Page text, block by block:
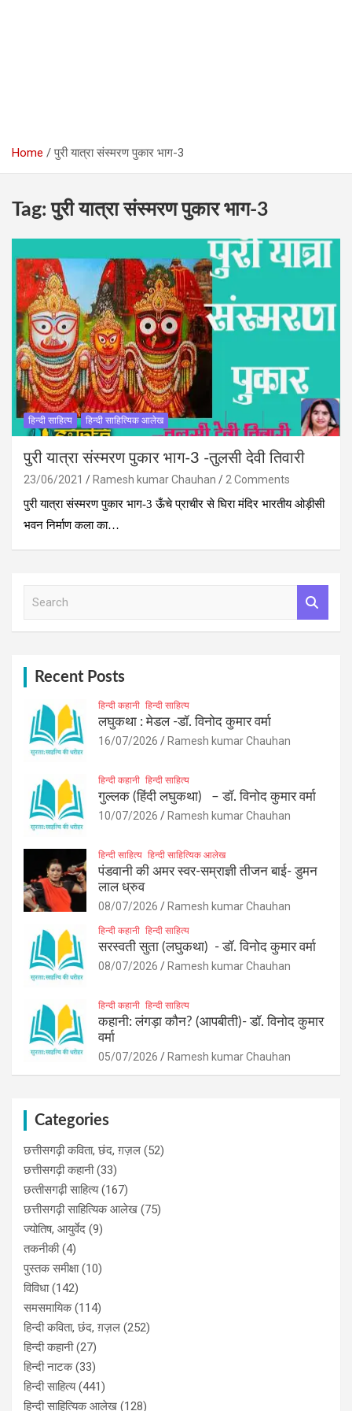
Home पुरी यात्रा संस्मरण पुकार भाग-3
Tag:पुरी यात्रा संस्मरण पुकार भाग-3
हिन्दी साहित्य हिन्दी साहित्यिक आलेख
पुरी यात्रा संस्मरण पुकार भाग-3 -तुलसी देवी तिवारी
23/06/2021 Ramesh kumar Chauhan
2 Comments
पुरी यात्रा संस्मरण पुकार भाग-3 ऊँचे प्राचीर से घिरा मंदिर भारतीय ओड़ीसी
भवन निर्माण कला का…
Recent Posts
हिन्दी कहानी हिन्दी साहित्य
लघुकथा : मेडल -डॉ. विनोद कुमार वर्मा
16/07/2026 Ramesh kumar Chauhan
हिन्दी कहानी हिन्दी साहित्य
गुल्लक (हिंदी लघुकथा) – डॉ. विनोद कुमार वर्मा
10/07/2026 Ramesh kumar Chauhan
हिन्दी साहित्य हिन्दी साहित्यिक आलेख
पंडवानी की अमर स्वर-सम्राज्ञी तीजन बाई- डुमन
लाल ध्रुव
08/07/2026 Ramesh kumar Chauhan
हिन्दी कहानी हिन्दी साहित्य
सरस्वती सुता (लघुकथा) ​- डॉ. विनोद कुमार वर्मा
08/07/2026 Ramesh kumar Chauhan
हिन्दी कहानी हिन्दी साहित्य
कहानी: लंगड़ा कौन? (आपबीती)​- डॉ. विनोद कुमार
वर्मा
05/07/2026 Ramesh kumar Chauhan
Categories
छत्तीसगढ़ी कविता, छंद, ग़ज़ल (52)
छत्तीसगढ़ी कहानी(33)
छत्‍तीसगढ़ी साहित्‍य(167)
छत्तीसगढ़ी साहित्यिक आलेख (75)
ज्योतिष, आयुर्वेद (9)
तकनीकी(4)
पुस्‍तक समीक्षा(10)
विविधा(142)
समसमायिक(114)
हिन्दी कविता, छंद, ग़ज़ल (252)
हिन्दी कहानी(27)
हिन्‍दी नाटक(33)
हिन्दी साहित्य(441)
हिन्दी साहित्यिक आलेख (128)